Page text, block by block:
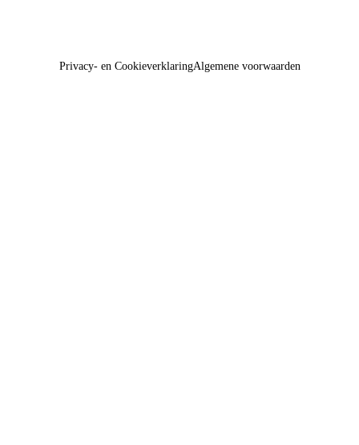
Privacy- en CookieverklaringAlgemene voorwaarden